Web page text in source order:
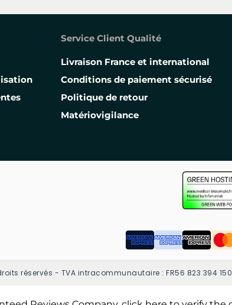
Service Client Qualité
Livraison France et international
Conditions de paiement sécurisé
Politique de retour
Matériovigilance
réservés - TVA intracommunautaire : FR56 823 394